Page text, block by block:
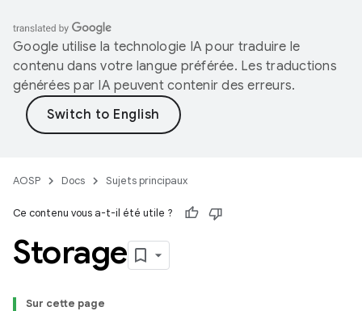
Google utilise la technologie IA pour traduire le
contenu dans votre langue préférée. Les traductions
générées par IA peuvent contenir des erreurs.
AOSP Docs Sujets principaux
Ce contenu vous a-t-il été utile ?
Storage
Sur cette page